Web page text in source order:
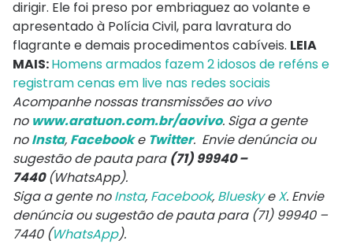
dirigir. Ele foi preso por embriaguez ao volante e
apresentado à Polícia Civil, para lavratura do
flagrante e demais procedimentos cabíveis. LEIA
MAIS:Homens armados fazem 2 idosos de reféns e
registram cenas em live nas redes sociais
Acompanhe nossas transmissões ao vivo
no www.aratuon.com.br/aovivo. Siga a gente
noInsta, Facebooke Twitter. Envie denúncia ou
sugestão de pauta para (71) 99940 –
7440(WhatsApp).
Siga a gente noInsta, Facebook, BlueskyeX. Envie
denúncia ou sugestão de pauta para (71) 99940 –
7440 (WhatsApp).